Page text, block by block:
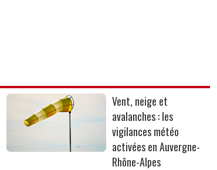
Vent, neige et
avalanches : les
vigilances météo
activées en Auvergne-
Rhône-Alpes